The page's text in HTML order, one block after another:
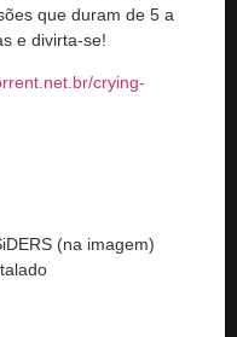
que duram de 5 a
e divirta-se!
crying-
(na imagem)